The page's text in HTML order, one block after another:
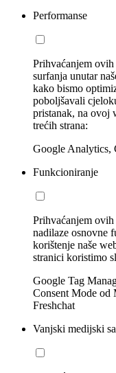
Performanse
Prihvaćanjem
surfanja unutar
kako bismo
poboljšavali
pristanak, na ovoj
trećih strana:
Google Analytics,
Funkcioniranje
Prihvaćanjem
nadilaze osnovne
korištenje naše
stranici koristimo
Google Tag
Consent Mode od
Freshchat
Vanjski medijski